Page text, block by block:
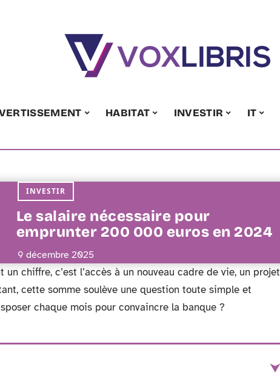
HABITAT INVESTIR IT
INVESTIR
Le salaire nécessaire pour
emprunter 200 000 euros en 2024
9 décembre 2025
chiffre, c’est l’accès à un nouveau cadre de vie, un projet
cette somme soulève une question toute simple et
chaque mois pour convaincre la banque ?